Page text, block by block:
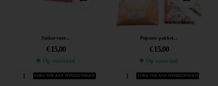
Suiker voor...
€15,00
Op voorraad
VOEG TOE AAN WINKELWAGEN
Popcorn pakket...
€15,00
Op voorraad
VOEG TOE AAN WINKELWAGEN